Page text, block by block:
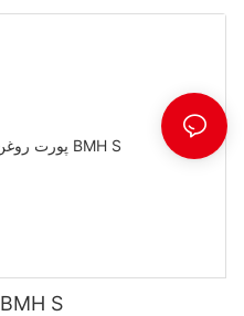
پورت روغن موتور هیدرولیک BMH S